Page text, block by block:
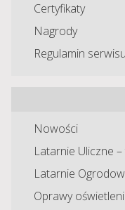
Certyfikaty
Nagrody
Regulamin serwisu
Nowości
Latarnie Uliczne –
Latarnie
Oprawy